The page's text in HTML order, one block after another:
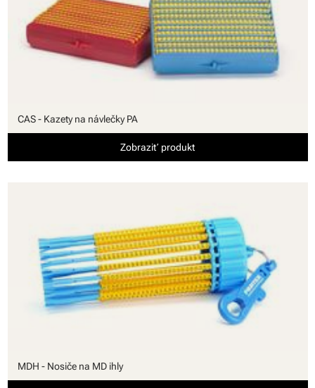
CAS - Kazety na návlečky PA
Zobraziť produkt
MDH - Nosiče na MD ihly